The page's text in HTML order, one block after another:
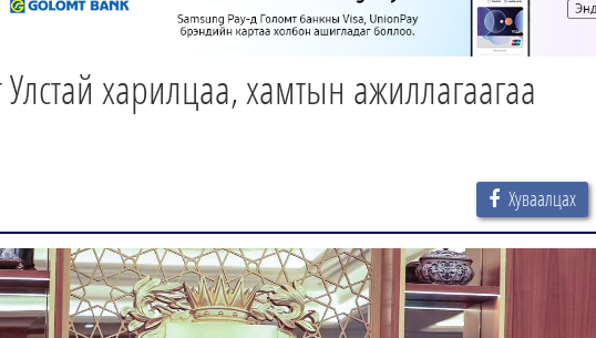
харилцаа, хамтын ажиллагаагаа
Хуваалцах